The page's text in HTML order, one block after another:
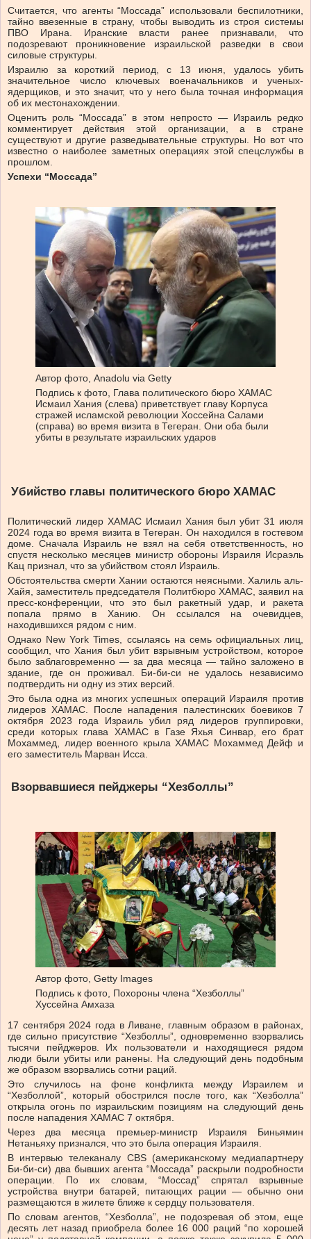
Считается, что агенты “Моссада” использовали беспилотники,
тайно ввезенные в страну, чтобы выводить из строя системы
ПВО Ирана. Иранские власти ранее признавали, что
подозревают проникновение израильской разведки в свои
силовые структуры.
Израилю за короткий период, с 13 июня, удалось убить
значительное число ключевых военачальников и ученых-
ядерщиков, и это значит, что у него была точная информация
об их местонахождении.
Оценить роль “Моссада” в этом непросто — Израиль редко
комментирует действия этой организации, а в стране
существуют и другие разведывательные структуры. Но вот что
известно о наиболее заметных операциях этой спецслужбы в
прошлом.
Успехи “Моссада”
Автор фото, Anadolu via Getty
Подпись к фото, Глава политического бюро ХАМАС
Исмаил Хания (слева) приветствует главу Корпуса
стражей исламской революции Хоссейна Салами
(справа) во время визита в Тегеран. Они оба были
убиты в результате израильских ударов
Убийство главы политического бюро ХАМАС
Политический лидер ХАМАС Исмаил Хания был убит 31 июля
2024 года во время визита в Тегеран. Он находился в гостевом
доме. Сначала Израиль не взял на себя ответственность, но
спустя несколько месяцев министр обороны Израиля Исраэль
Кац признал, что за убийством стоял Израиль.
Обстоятельства смерти Хании остаются неясными. Халиль аль-
Хайя, заместитель председателя Политбюро ХАМАС, заявил на
пресс-конференции, что это был ракетный удар, и ракета
попала прямо в Ханию. Он ссылался на очевидцев,
находившихся рядом с ним.
Однако New York Times, ссылаясь на семь официальных лиц,
сообщил, что Хания был убит взрывным устройством, которое
было заблаговременно — за два месяца — тайно заложено в
здание, где он проживал. Би-би-си не удалось независимо
подтвердить ни одну из этих версий.
Это была одна из многих успешных операций Израиля против
лидеров ХАМАС. После нападения палестинских боевиков 7
октября 2023 года Израиль убил ряд лидеров группировки,
среди которых глава ХАМАС в Газе Яхья Синвар, его брат
Мохаммед, лидер военного крыла ХАМАС Мохаммед Дейф и
его заместитель Марван Исса.
Взорвавшиеся пейджеры “Хезболлы”
Автор фото, Getty Images
Подпись к фото, Похороны члена “Хезболлы”
Хуссейна Амхаза
17 сентября 2024 года в Ливане, главным образом в районах,
где сильно присутствие “Хезболлы”, одновременно взорвались
тысячи пейджеров. Их пользователи и находящиеся рядом
люди были убиты или ранены. На следующий день подобным
же образом взорвались сотни раций.
Это случилось на фоне конфликта между Израилем и
“Хезболлой”, который обострился после того, как “Хезболла”
открыла огонь по израильским позициям на следующий день
после нападения ХАМАС 7 октября.
Через два месяца премьер-министр Израиля Биньямин
Нетаньяху признался, что это была операция Израиля.
В интервью телеканалу CBS (американскому медиапартнеру
Би-би-си) два бывших агента “Моссада” раскрыли подробности
операции. По их словам, “Моссад” спрятал взрывные
устройства внутри батарей, питающих рации — обычно они
размещаются в жилете ближе к сердцу пользователя.
По словам агентов, “Хезболла”, не подозревая об этом, еще
десять лет назад приобрела более 16 000 раций “по хорошей